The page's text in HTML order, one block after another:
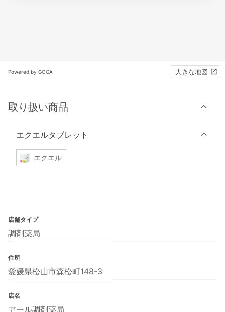
Powered by GOGA 大きな地図
取り扱い商品
エクエルタブレット
エクエル
店舗タイプ
調剤薬局
住所
愛媛県松山市森松町148-3
店名
アール調剤薬局